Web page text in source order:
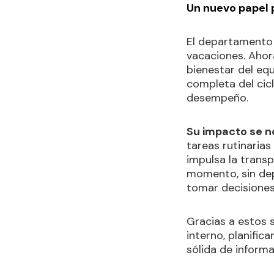
Un nuevo
El
vacaciones.
bienestar del
completa del
desempeño.
Su impacto se
tareas rutinarias
impulsa la
momento, sin
tomar
Gracias a estos
interno,
sólida de